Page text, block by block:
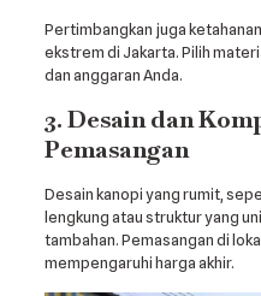
Pertimbangkan juga
ekstrem di Jakarta. Pilih
dan anggaran Anda.
3. Desain dan
Pemasangan
Desain kanopi yang rumit,
lengkung atau struktur yang
tambahan. Pemasangan di
mempengaruhi harga akhir.